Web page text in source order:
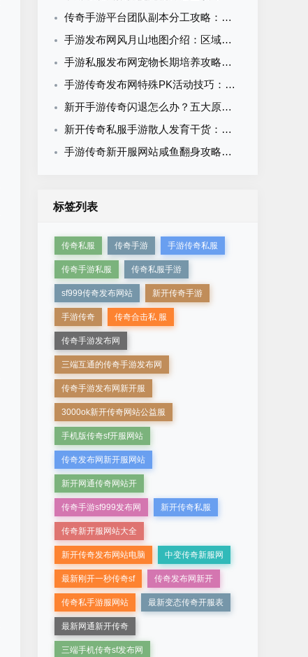
传奇手游平台团队副本分工攻略：战士、法师、道士职业定位与配合技巧
手游发布网风月山地图介绍：区域划分BOSS刷新与资源产出全攻略
手游私服发布网宠物长期培养攻略：跨版本保值的养成思路
手游传奇发布网特殊PK活动技巧：生存战夺旗赛BOSS阵营对抗全攻略
新开手游传奇闪退怎么办？五大原因及解决方案一次搞定
新开传奇私服手游散人发育干货：不充钱不抱团的完整崛起攻略
手游传奇新开服网站咸鱼翻身攻略：平民玩家从零逆袭的完整路径
标签列表
传奇私服 传奇手游 手游传奇私服
传奇手游私服 传奇私服手游
sf999传奇发布网站 新开传奇手游
手游传奇 传奇合击私 服
传奇手游发布网
三端互通的传奇手游发布网
传奇手游发布网新开服
3000ok新开传奇网站公益服
手机版传奇sf开服网站
传奇发布网新开服网站
新开网通传奇网站开
传奇手游sf999发布网 新开传奇私服
传奇新开服网站大全
新开传奇发布网站电脑 中变传奇新服网
最新刚开一秒传奇sf 传奇发布网新开
传奇私手游服网站 最新变态传奇开服表
最新网通新开传奇
三端手机传奇sf发布网